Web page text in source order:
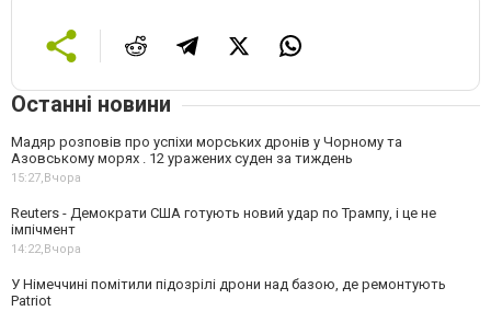
Останні новини
Мадяр розповів про успіхи морських дронів у Чорному та
Азовському морях . 12 уражених суден за тиждень
15:27,Вчора
Reuters - Демократи США готують новий удар по Трампу, і це не
імпічмент
14:22,Вчора
У Німеччині помітили підозрілі дрони над базою, де ремонтують
Patriot